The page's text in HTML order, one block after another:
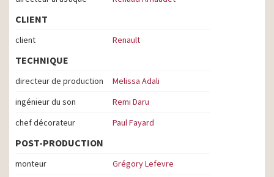
CLIENT
client Renault
TECHNIQUE
directeur de production
Melissa Adali
ingénieur du son
Remi Daru
chef décorateur
Paul Fayard
POST-PRODUCTION
monteur
Grégory Lefevre